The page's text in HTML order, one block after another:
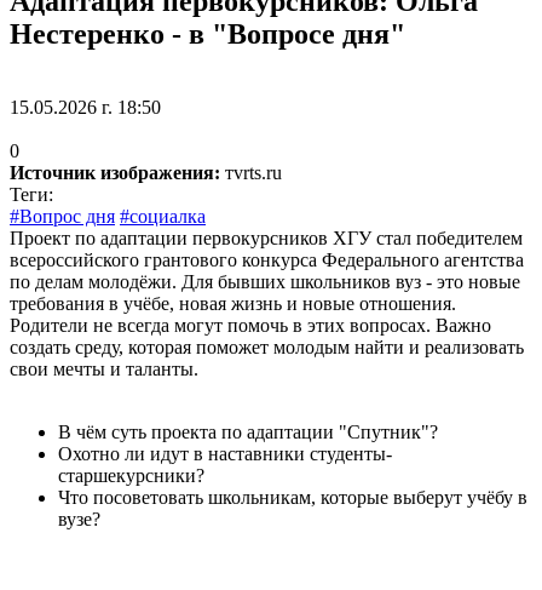
Нестеренко - в "Вопросе дня"
15.05.2026 г. 18:50
0
Источник изображения: тvrts.ru
Теги:
#Вопрос дня #социалка
Проект по адаптации первокурсников ХГУ стал победителем
всероссийского грантового конкурса Федерального агентства
по делам молодёжи. Для бывших школьников вуз - это новые
требования в учёбе, новая жизнь и новые отношения.
Родители не всегда могут помочь в этих вопросах. Важно
создать среду, которая поможет молодым найти и реализовать
свои мечты и таланты.
В чём суть проекта по адаптации "Спутник"?
Охотно ли идут в наставники студенты-
старшекурсники?
Что посоветовать школьникам, которые выберут учёбу в
вузе?